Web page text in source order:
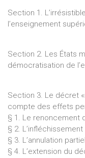
Section 1.
l’enseignement
Section 2. Les États
démocratisation de
Section 3. Le décret
compte des effets
§ 1. Le renoncement
§ 2.
§ 3. L’annulation
§ 4. L’extension du